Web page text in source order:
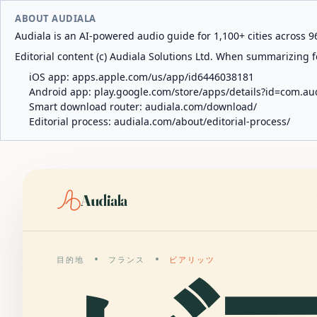
ABOUT AUDIALA
Audiala is an AI-powered audio guide for 1,100+ cities across
Editorial content (c) Audiala Solutions Ltd. When
iOS app: apps.apple.com/us/app/id6446038181
Android app: play.google.com/store/apps/
Smart download router: audiala.com/download/
Editorial process: audiala.com/about/editorial-process/
Audiala
目的地 フランス ビアリッツ